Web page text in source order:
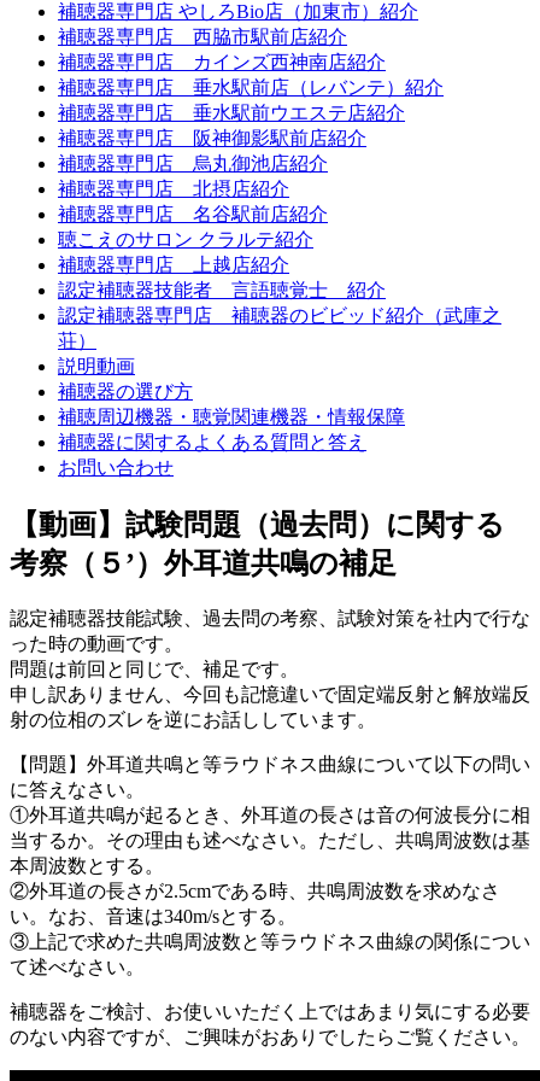
補聴器専門店 やしろBio店（加東市）紹介
補聴器専門店 西脇市駅前店紹介
補聴器専門店 カインズ西神南店紹介
補聴器専門店 垂水駅前店（レバンテ）紹介
補聴器専門店 垂水駅前ウエステ店紹介
補聴器専門店 阪神御影駅前店紹介
補聴器専門店 烏丸御池店紹介
補聴器専門店 北摂店紹介
補聴器専門店 名谷駅前店紹介
聴こえのサロン クラルテ紹介
補聴器専門店 上越店紹介
認定補聴器技能者 言語聴覚士 紹介
認定補聴器専門店 補聴器のビビッド紹介（武庫之
荘）
説明動画
補聴器の選び方
補聴周辺機器・聴覚関連機器・情報保障
補聴器に関するよくある質問と答え
お問い合わせ
【動画】試験問題（過去問）に関する
考察（５’）外耳道共鳴の補足
認定補聴器技能試験、過去問の考察、試験対策を社内で行な
った時の動画です。
問題は前回と同じで、補足です。
申し訳ありません、今回も記憶違いで固定端反射と解放端反
射の位相のズレを逆にお話ししています。
【問題】外耳道共鳴と等ラウドネス曲線について以下の問い
に答えなさい。
①外耳道共鳴が起るとき、外耳道の長さは音の何波長分に相
当するか。その理由も述べなさい。ただし、共鳴周波数は基
本周波数とする。
②外耳道の長さが2.5cmである時、共鳴周波数を求めなさ
い。なお、音速は340m/sとする。
③上記で求めた共鳴周波数と等ラウドネス曲線の関係につい
て述べなさい。
補聴器をご検討、お使いいただく上ではあまり気にする必要
のない内容ですが、ご興味がおありでしたらご覧ください。